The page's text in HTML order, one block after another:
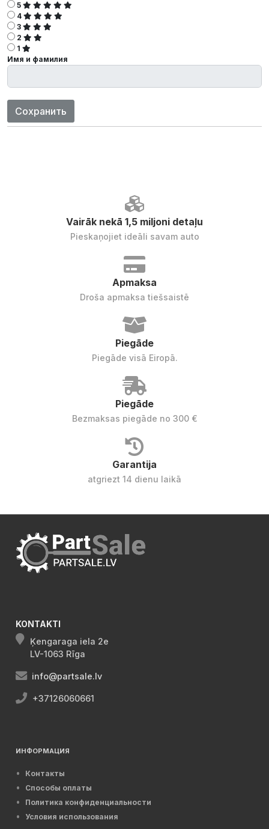
5
4
3
2
1
Имя и фамилия
Сохранить
Vairāk nekā 1,5 miljoni detaļu
Pieskaņojiet ideāli savam auto
Apmaksa
Droša apmaksa tiešsaistē
Piegāde
Piegāde visā Eiropā.
Piegāde
Bezmaksas piegāde no 300 €
Garantija
atgriezt 14 dienu laikā
KONTAKTI
Ķengaraga iela 2e
LV-1063 Rīga
info@partsale.lv
+37126060661
ИНФОРМАЦИЯ
Контакты
Способы оплаты
Политика конфиденциальности
Условия использования